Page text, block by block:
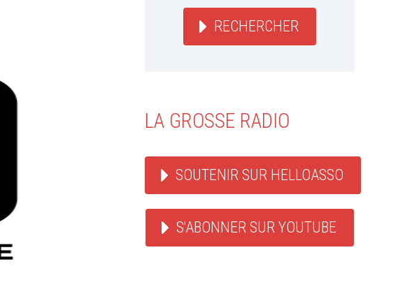
RECHERCHER
LA GROSSE RADIO
SOUTENIR SUR HELLOASSO
S'ABONNER SUR YOUTUBE